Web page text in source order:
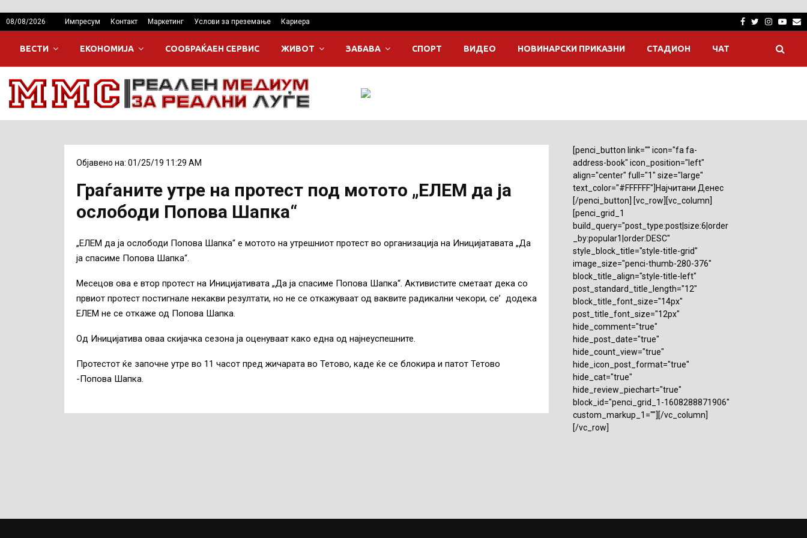
08/08/2026 Импресум Контакт Маркетинг Услови за преземање Кариера Facebook
Twitter
ВЕСТИ ЕКОНОМИЈА СООБРАЌАЕН СЕРВИС ЖИВОТ ЗАБАВА СПОРТ ВИДЕО НОВИНАРСКИ ПРИКАЗНИ СТАДИОН ЧАТ
Објавено на: 01/25/19 11:29 AM
Граѓаните утре на протест под мотото „ЕЛЕМ да ја
ослободи Попова Шапка“
„ЕЛЕМ да ја ослободи Попова Шапка“ е мотото на утрешниот протест во организација на Иницијатавата „Да
ја спасиме Попова Шапка“.
Месецов ова е втор протест на Иницијативата „Да ја спасиме Попова Шапка“. Активистите сметаат дека со
првиот протест постигнале некакви резултати, но не се откажуваат од ваквите радикални чекори, се’ додека
ЕЛЕМ не се откаже од Попова Шапка.
Од Иницијатива оваа скијачка сезона ја оценуваат како една од најнеуспешните.
Протестот ќе започне утре во 11 часот пред жичарата во Тетово, каде ќе се блокира и патот Тетово
-Попова Шапка.
[penci_button link="" icon="fa fa-
address-book" icon_position="left"
align="center" full="1" size="large"
text_color="#FFFFFF"]Најчитани Денес
[/penci_button] [vc_row][vc_column]
[penci_grid_1
build_query="post_type:post|size:6|order
_by:popular1|order:DESC"
style_block_title="style-title-grid"
image_size="penci-thumb-280-376"
block_title_align="style-title-left"
post_standard_title_length="12"
block_title_font_size="14px"
post_title_font_size="12px"
hide_comment="true"
hide_post_date="true"
hide_count_view="true"
hide_icon_post_format="true"
hide_cat="true"
hide_review_piechart="true"
block_id="penci_grid_1-1608288871906"
custom_markup_1=""][/vc_column]
[/vc_row]